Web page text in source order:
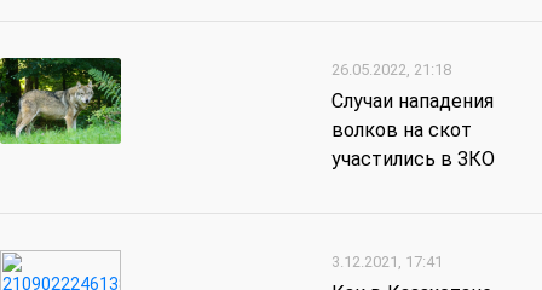
26.05.2022, 21:18
Случаи нападения
волков на скот
участились в ЗКО
3.12.2021, 17:41